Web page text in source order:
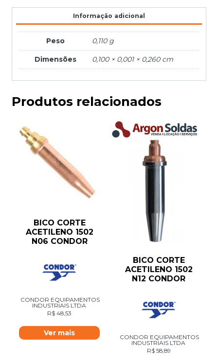
Informação adicional
Peso 0,110 g
Dimensões 0,100 × 0,001 × 0,260 cm
Produtos relacionados
BICO CORTE
ACETILENO 1502
N06 CONDOR
CONDOR EQUIPAMENTOS
INDUSTRIAIS LTDA
R$ 48,53
Ver mais
BICO CORTE
ACETILENO 1502
N12 CONDOR
CONDOR EQUIPAMENTOS
INDUSTRIAIS LTDA
R$58,89